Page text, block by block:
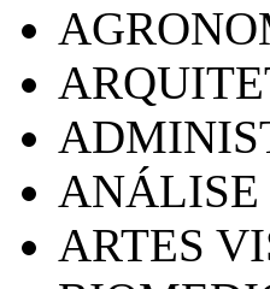
ANÁLISE
ARTES